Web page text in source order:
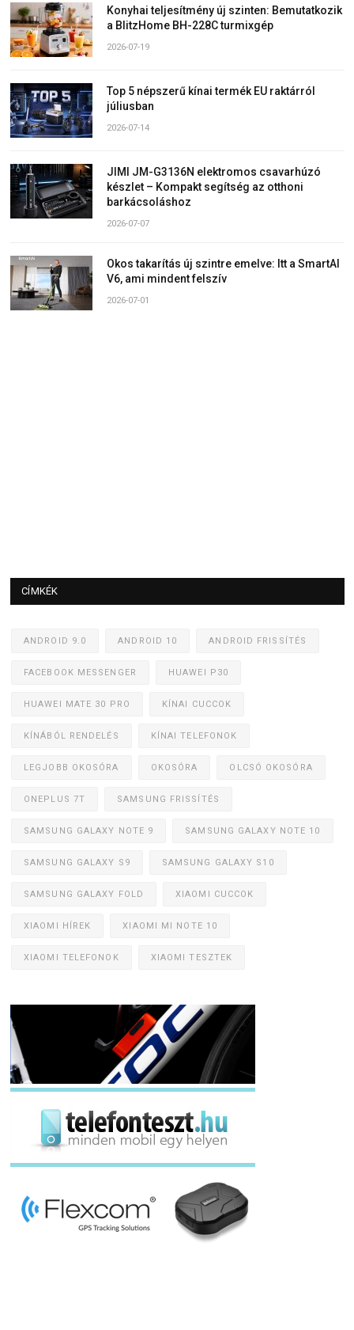
Konyhai teljesítmény új szinten: Bemutatkozik
a BlitzHome BH-228C turmixgép
2026-07-19
Top 5 népszerű kínai termék EU raktárról
júliusban
2026-07-14
JIMI JM-G3136N elektromos csavarhúzó
készlet – Kompakt segítség az otthoni
barkácsoláshoz
2026-07-07
Okos takarítás új szintre emelve: Itt a SmartAI
V6, ami mindent felszív
2026-07-01
CÍMKÉK
ANDROID 9.0 ANDROID 10 ANDROID FRISSÍTÉS
FACEBOOK MESSENGER HUAWEI P30
HUAWEI MATE 30 PRO KÍNAI CUCCOK
KÍNÁBÓL RENDELÉS KÍNAI TELEFONOK
LEGJOBB OKOSÓRA OKOSÓRA OLCSÓ OKOSÓRA
ONEPLUS 7T SAMSUNG FRISSÍTÉS
SAMSUNG GALAXY NOTE 9 SAMSUNG GALAXY NOTE 10
SAMSUNG GALAXY S9 SAMSUNG GALAXY S10
SAMSUNG GALAXY FOLD XIAOMI CUCCOK
XIAOMI HÍREK XIAOMI MI NOTE 10
XIAOMI TELEFONOK XIAOMI TESZTEK